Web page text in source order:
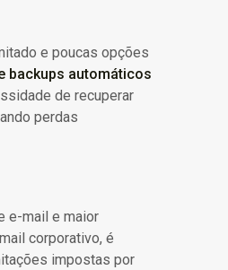
e poucas opções
backups automáticos
de recuperar
perdas
e-mail e maior
corporativo, é
impostas por